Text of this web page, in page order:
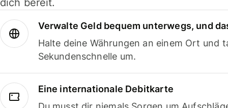
Verwalte Geld bequem unterwegs, und
Halte deine Währungen an einem Ort und
Sekundenschnelle um.
Eine internationale Debitkarte